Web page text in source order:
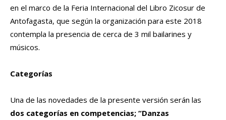
en el marco de la Feria Internacional del Libro Zicosur de
Antofagasta, que según la organización para este 2018
contempla la presencia de cerca de 3 mil bailarines y
músicos.
Categorías
Una de las novedades de la presente versión serán las
dos categorías en competencias; “Danzas